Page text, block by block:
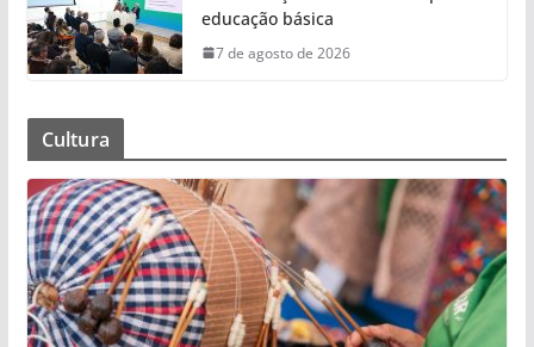
educação básica
7 de agosto de 2026
Cultura